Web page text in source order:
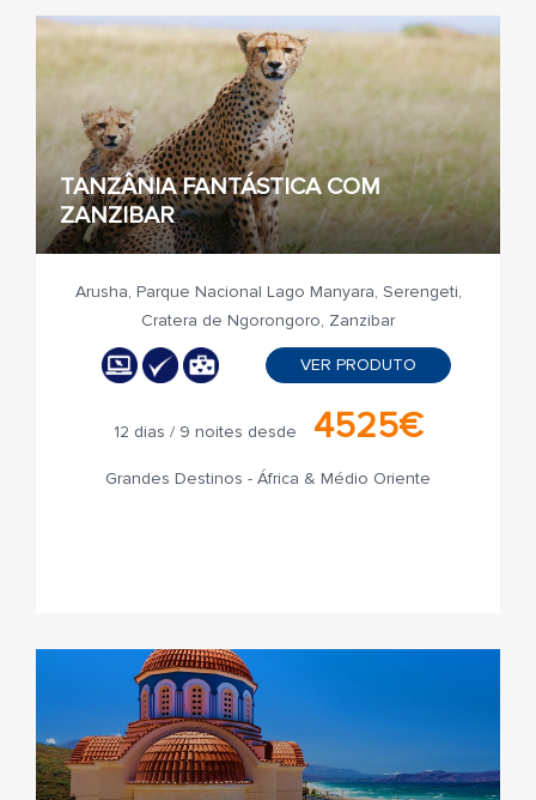
TANZÂNIA FANTÁSTICA COM
ZANZIBAR
Arusha, Parque Nacional Lago Manyara, Serengeti,
Cratera de Ngorongoro, Zanzibar
VER PRODUTO
12 dias / 9 noites desde 4525€
Grandes Destinos - África & Médio Oriente